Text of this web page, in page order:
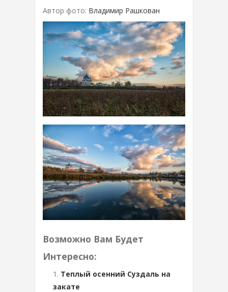
Автор фото: Владимир Рашкован
Возможно Вам Будет
Интересно:
Теплый осенний Суздаль на
закате